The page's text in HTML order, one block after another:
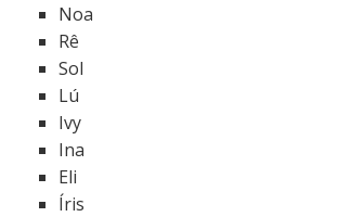
Noa
Rê
Sol
Lú
Ivy
Ina
Eli
Íris